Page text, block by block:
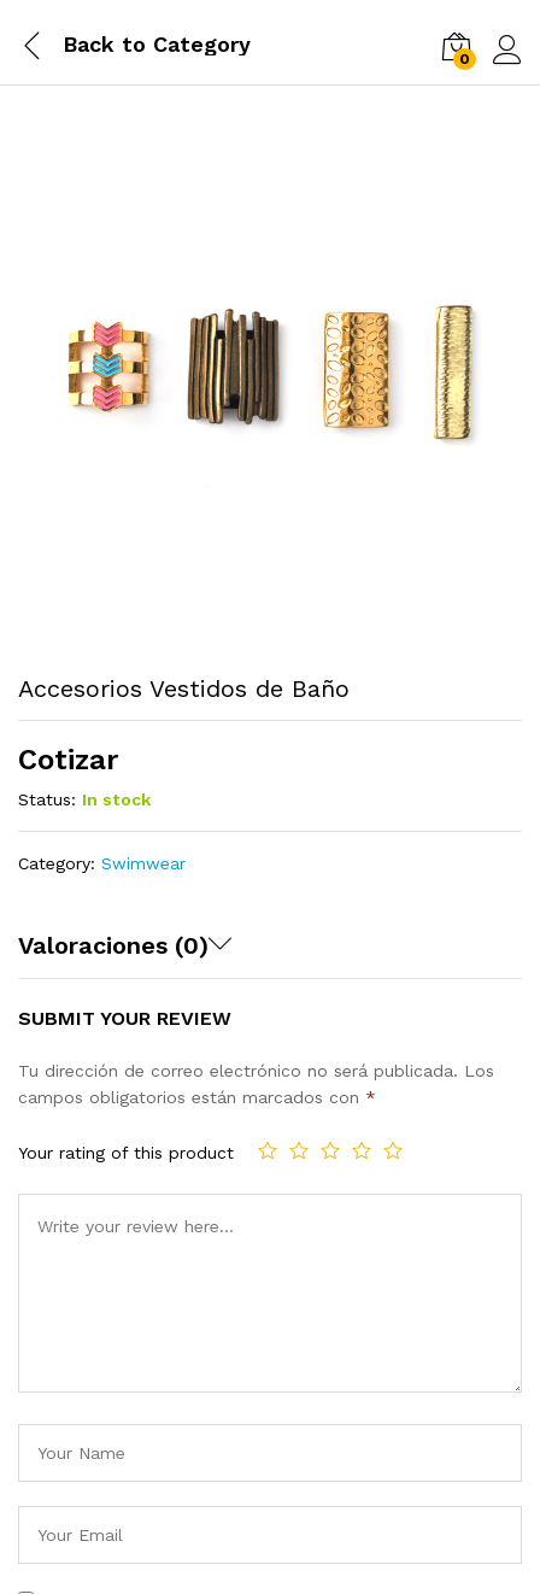
Back to Category
0
Accesorios Vestidos de Baño
Cotizar
Status: In stock
Category: Swimwear
Valoraciones (0)
SUBMIT YOUR REVIEW
Tu dirección de correo electrónico no será publicada. Los
campos obligatorios están marcados con *
Your rating of this product